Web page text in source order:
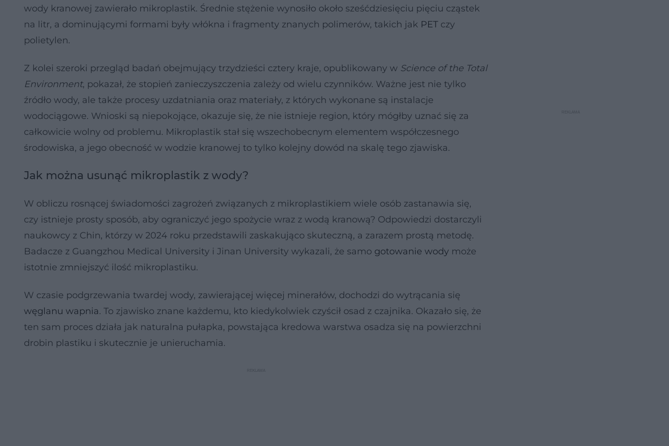
wody kranowej zawierało mikroplastik. Średnie stężenie wynosiło około sześćdziesięciu pięciu cząstek
na litr, a dominującymi formami były włókna i fragmenty znanych polimerów, takich jak PET czy
polietylen.
Z kolei szeroki przegląd badań obejmujący trzydzieści cztery kraje, opublikowany w Science of the Total
Environment, pokazał, że stopień zanieczyszczenia zależy od wielu czynników. Ważne jest nie tylko
źródło wody, ale także procesy uzdatniania oraz materiały, z których wykonane są instalacje
wodociągowe. Wnioski są niepokojące, okazuje się, że nie istnieje region, który mógłby uznać się za
całkowicie wolny od problemu. Mikroplastik stał się wszechobecnym elementem współczesnego
środowiska, a jego obecność w wodzie kranowej to tylko kolejny dowód na skalę tego zjawiska.
Jak można usunąć mikroplastik z wody?
W obliczu rosnącej świadomości zagrożeń związanych z mikroplastikiem wiele osób zastanawia się,
czy istnieje prosty sposób, aby ograniczyć jego spożycie wraz z wodą kranową? Odpowiedzi dostarczyli
naukowcy z Chin, którzy w 2024 roku przedstawili zaskakująco skuteczną, a zarazem prostą metodę.
Badacze z Guangzhou Medical University i Jinan University wykazali, że samo gotowanie wody może
istotnie zmniejszyć ilość mikroplastiku.
W czasie podgrzewania twardej wody, zawierającej więcej minerałów, dochodzi do wytrącania się
węglanu wapnia. To zjawisko znane każdemu, kto kiedykolwiek czyścił osad z czajnika. Okazało się, że
ten sam proces działa jak naturalna pułapka, powstająca kredowa warstwa osadza się na powierzchni
drobin plastiku i skutecznie je unieruchamia.